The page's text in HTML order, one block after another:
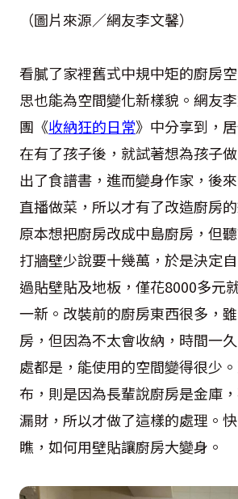
（圖片來源／網友李文馨）
看膩了家裡舊式中規中矩的廚房
思也能為空間變化新樣貌。網友
團《收納狂的日常》中分享到，
在有了孩子後，就試著想為孩子
出了食譜書，進而變身作家，後
直播做菜，所以才有了改造廚房的
原本想把廚房改成中島廚房，但
打牆壁少說要十幾萬，於是決定
過貼壁貼及地板，僅花8000多元
一新。改裝前的廚房東西很多，
房，但因為不太會收納，時間一
處都是，能使用的空間變得很少
布，則是因為長輩說廚房是金庫
漏財，所以才做了這樣的處理。
瞧，如何用壁貼讓廚房大變身。